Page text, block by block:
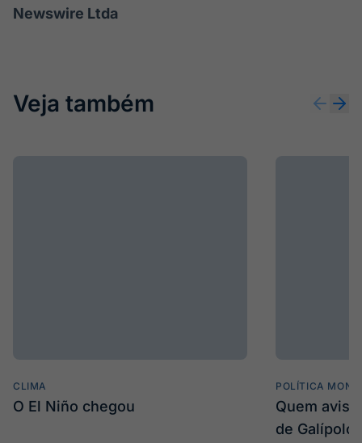
Newswire Ltda
Veja também
CLIMA
O El Niño chegou
POLÍTICA
Quem
de Galípolo